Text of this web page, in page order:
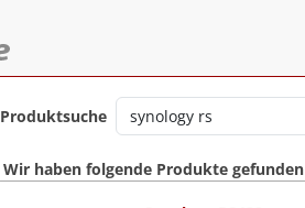
Produktsuche
Wir haben folgende Produkte gefunden